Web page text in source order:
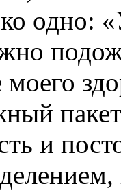
одно:
моего
и